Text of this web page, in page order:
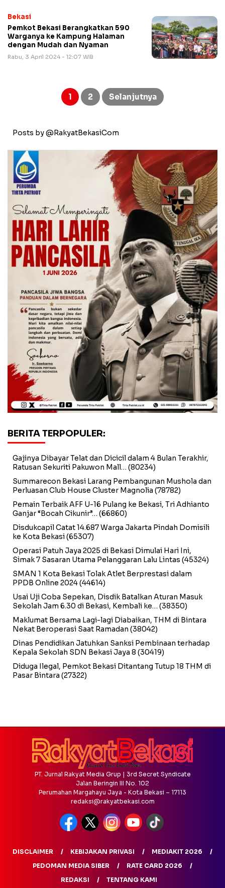
Bekasi
Pemkot Bekasi Berangkatkan 590
Warganya ke Kampung Halaman
dengan Mudah dan Nyaman
Rabu, 3 April 2024 - 12:07 WIB
Paginasi
1 2 Selanjutnya
Posts by @RakyatBekasiCom
BERITA TERPOPULER:
Gajinya Dibayar Telat dan Dicicil dalam 4 Bulan Terakhir,
Ratusan Sekuriti Pakuwon Mall… (80234)
Summarecon Bekasi Larang Pembangunan Mushola dan
Perluasan Club House Cluster Magnolia (78782)
Pemain Terbaik AFF U-16 Pulang ke Bekasi, Tri Adhianto
Ganjar “Bocah Cikunir”… (66860)
Disdukcapil Catat 14.687 Warga Jakarta Pindah Domisili
ke Kota Bekasi(65307)
Operasi Patuh Jaya 2025 di Bekasi Dimulai Hari Ini,
Simak 7 Sasaran Utama Pelanggaran Lalu Lintas (45324)
SMAN 1 Kota Bekasi Tolak Atlet Berprestasi dalam
PPDB Online 2024(44614)
Usai Uji Coba Sepekan, Disdik Batalkan Aturan Masuk
Sekolah Jam 6.30 di Bekasi, Kembali ke… (38350)
Maklumat Bersama Lagi-lagi Diabaikan, THM di Bintara
Nekat Beroperasi Saat Ramadan (38042)
Dinas Pendidikan Jatuhkan Sanksi Pembinaan terhadap
Kepala Sekolah SDN Bekasi Jaya 8 (30419)
Diduga Ilegal, Pemkot Bekasi Ditantang Tutup 18 THM di
Pasar Bintara (27322)
PT. Jurnal Rakyat Media Grup | 3rd Secret Syndicate
Jalan Beringin III No. 102
Perumahan Margahayu Jaya - Kota Bekasi – 17113
redaksi@rakyatbekasi.com
DISCLAIMER KEBIJAKAN PRIVASI
MEDIAKIT 2026
PEDOMAN MEDIA SIBER
RATE CARD 2026
REDAKSI
TENTANG KAMI